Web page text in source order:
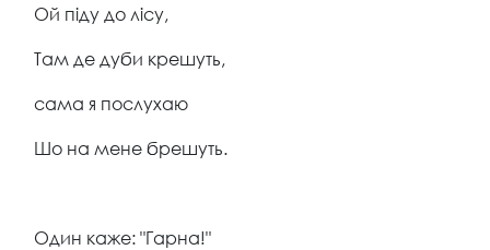
Ой піду до лісу,
Там де дуби крешуть,
сама я послухаю
Шо на мене брешуть.
Один каже: "Гарна!"